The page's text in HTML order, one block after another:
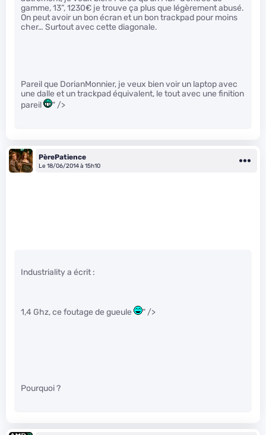
gamme, 13”, 1230€ je trouve ça plus que légèrement abusé.
On peut avoir un bon écran et un bon trackpad pour moins
cher… Surtout avec cette diagonale.
Pareil que DorianMonnier, je veux bien voir un laptop avec
une dalle et un trackpad équivalent, le tout avec une finition
pareil
" />
PèrePatience
Le 18/06/2014 à 15h10
Industriality a écrit :
1,4 Ghz, ce foutage de gueule " />
Pourquoi ?